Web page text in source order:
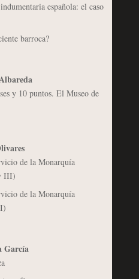
española: el caso
barroca?
y 10 puntos. El Museo de
de la Monarquía
III)
de la Monarquía
García